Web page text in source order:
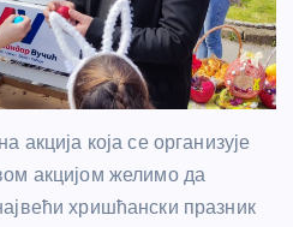
акција која се организује
акцијом желимо да
хришћански празник